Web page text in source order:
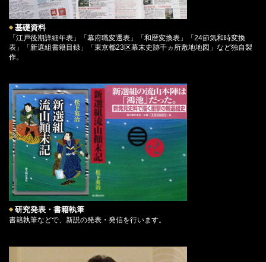
基礎資料
「江戸後期詳細年表」「幕府職変遷表」「和暦変換表」「24節気和時変換
表」「新選組書籍目録」「東京都23区幕末史跡千ヵ所敷地地図」など独自製
作。
研究発表・書籍執筆
書籍執筆などで、新説の発表・発信を行います。